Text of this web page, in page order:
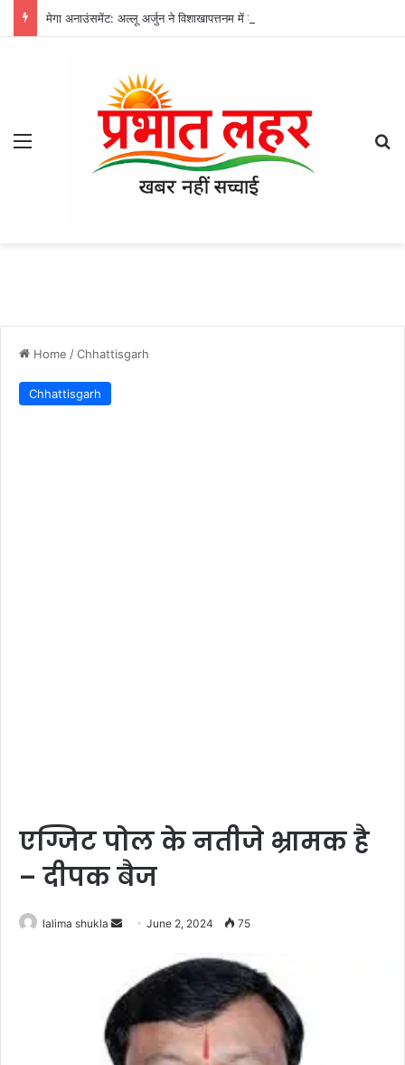
मेगा अनाउंसमेंट: अल्लू अर्जुन ने विशाखापत्तनम में लॉन्च किया एएए सिनेमाज!
Menu
Home /Chhattisgarh
Chhattisgarh
एग्जिट पोल के नतीजे भ्रामक है
– दीपक बैज
lalima shukla
Send June 2, 2024 75